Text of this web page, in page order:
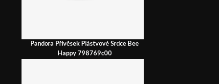
Pandora Přívěsek Plástvové Srdce Bee
Happy 798769c00